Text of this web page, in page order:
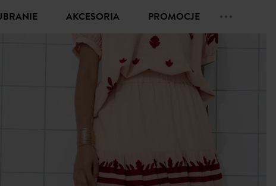
UBRANIE AKCESORIA PROMOCJE